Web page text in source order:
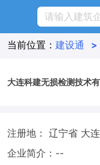
当前位置： 建设通 >
大连科建无损检测技术
注册地： 辽宁省 大
企业简介：--